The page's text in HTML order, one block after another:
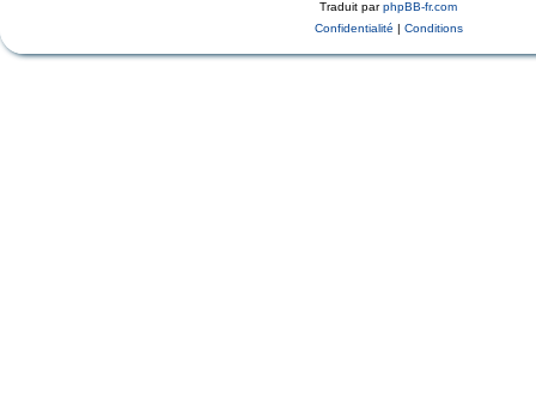
Traduit parphpBB-fr.com
Confidentialité | Conditions